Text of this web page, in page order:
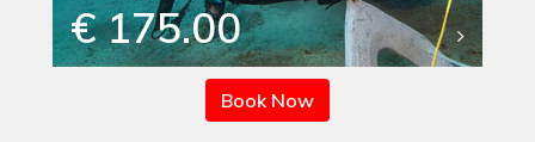
€ 175.00
Book Now